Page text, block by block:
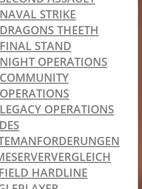
NAVAL STRIKE
DRAGONS THEETH
FINAL STAND
NIGHT OPERATIONS
COMMUNITY
OPERATIONS
LEGACY OPERATIONS
HARDLINE